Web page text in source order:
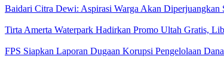
Baidari Citra Dewi: Aspirasi Warga Akan
Tirta Amerta Waterpark Hadirkan Promo Ultah Gratis,
FPS Siapkan Laporan Dugaan Korupsi Pengelolaan